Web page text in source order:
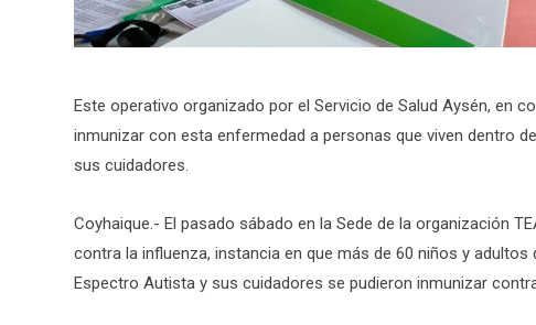
Este operativo organizado por el Servicio de Salud Aysén, en
inmunizar con esta enfermedad a personas que viven dentro
sus cuidadores.
Coyhaique.- El pasado sábado en la Sede de la organización
contra la influenza, instancia en que más de 60 niños y
Espectro Autista y sus cuidadores se pudieron inmunizar